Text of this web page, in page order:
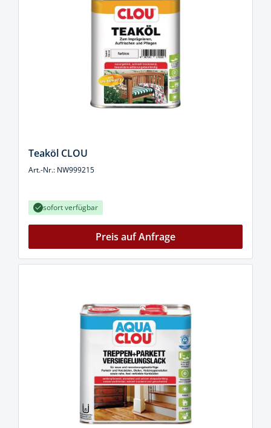
Teaköl CLOU
Art.-Nr.: NW999215
sofort verfügbar
Preis auf Anfrage